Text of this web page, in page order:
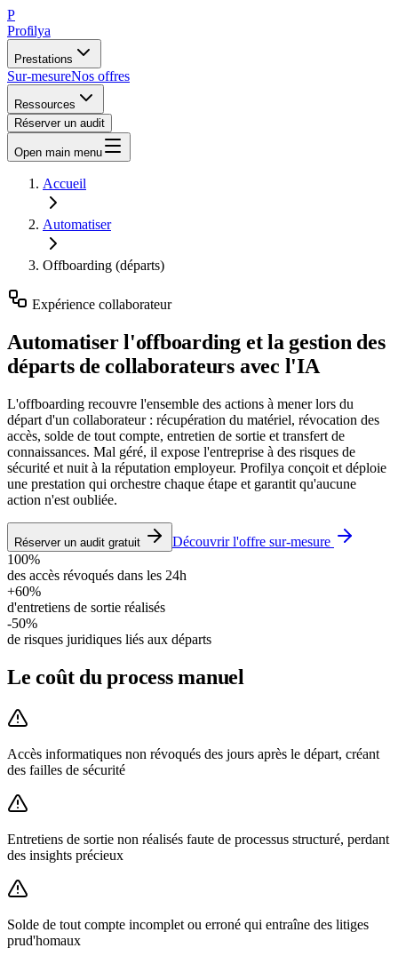
P
Profilya
Prestations
Sur-mesureNos offres
Ressources
Réserver un audit
Open main menu
Accueil
Automatiser
Offboarding (départs)
Expérience collaborateur
Automatiserl'offboarding et la gestion des
départs de collaborateurs avec l'IA
L'offboarding recouvre l'ensemble des actions à mener lors du
départ d'un collaborateur : récupération du matériel, révocation des
accès, solde de tout compte, entretien de sortie et transfert de
connaissances. Mal géré, il expose l'entreprise à des risques de
sécurité et nuit à la réputation employeur. Profilya conçoit et déploie
une prestation qui orchestre chaque étape et garantit qu'aucune
action n'est oubliée.
Réserver un audit gratuit
Découvrir l'offre sur-mesure
100%
des accès révoqués dans les 24h
+60%
d'entretiens de sortie réalisés
-50%
de risques juridiques liés aux départs
Le coût du process manuel
Accès informatiques non révoqués des jours après le départ, créant
des failles de sécurité
Entretiens de sortie non réalisés faute de processus structuré, perdant
des insights précieux
Solde de tout compte incomplet ou erroné qui entraîne des litiges
prud'homaux